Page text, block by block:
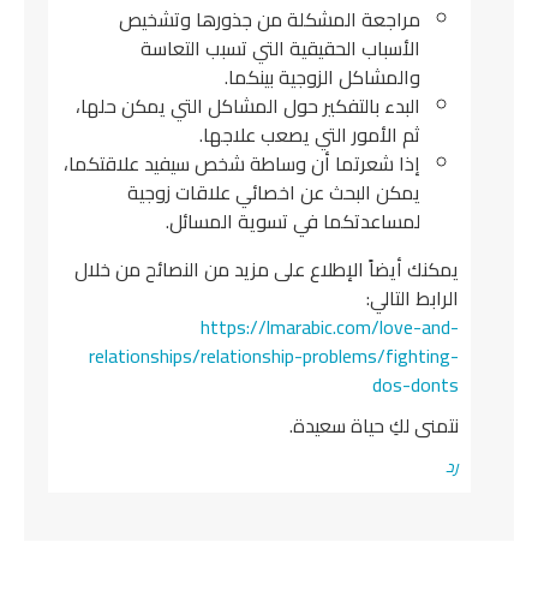
مراجعة المشكلة من جذورها وتشخيص
الأسباب الحقيقية التي تسبب التعاسة
والمشاكل الزوجية بينكما.
البدء بالتفكير حول المشاكل التي يمكن حلها،
ثم الأمور التي يصعب علاجها.
إذا شعرتما أن وساطة شخص سيفيد علاقتكما،
يمكن البحث عن اخصائي علاقات زوجية
لمساعدتكما في تسوية المسائل.
يمكنك أيضاً الإطلاع على مزيد من النصائح من خلال
الرابط التالي:
https://lmarabic.com/love-and-
relationships/relationship-problems/fighting-
dos-donts
نتمنى لكِ حياة سعيدة.
رد